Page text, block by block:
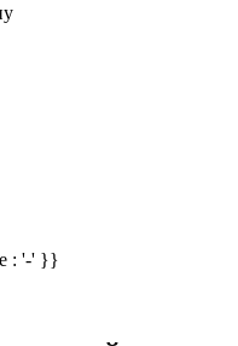
: '-' }}